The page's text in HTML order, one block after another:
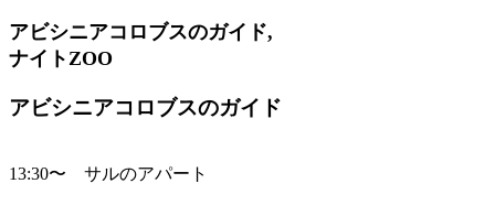
アビシニアコロブスのガイド,
ナイトZOO
アビシニアコロブスのガイド
13:30〜 サルのアパート